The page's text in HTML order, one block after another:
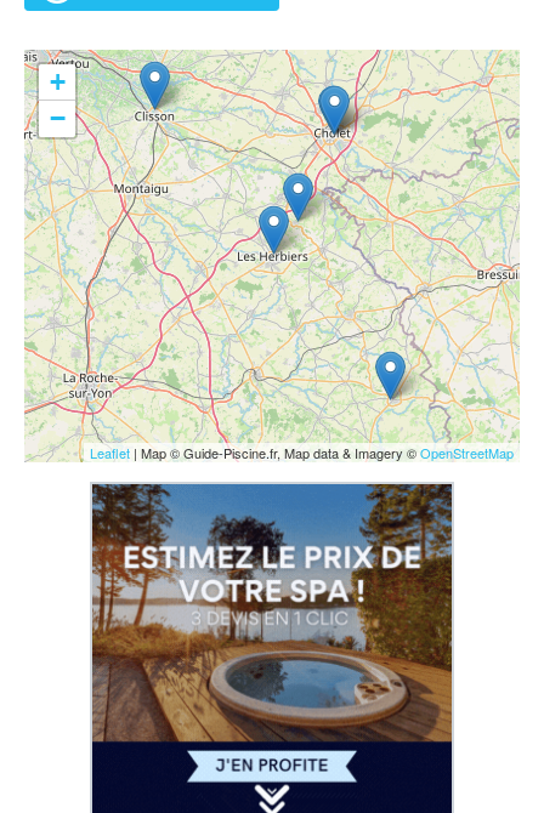
+
−
Leaflet | Map © Guide-Piscine.fr, Map data & Imagery ©OpenStreetMap